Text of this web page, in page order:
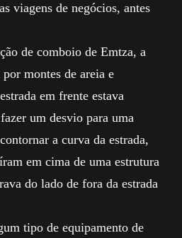
viagens de negócios, antes
de comboio de Emtza, a
montes de areia e
em frente estava
um desvio para uma
a curva da estrada,
em cima de uma estrutura
do lado de fora da estrada
tipo de equipamento de